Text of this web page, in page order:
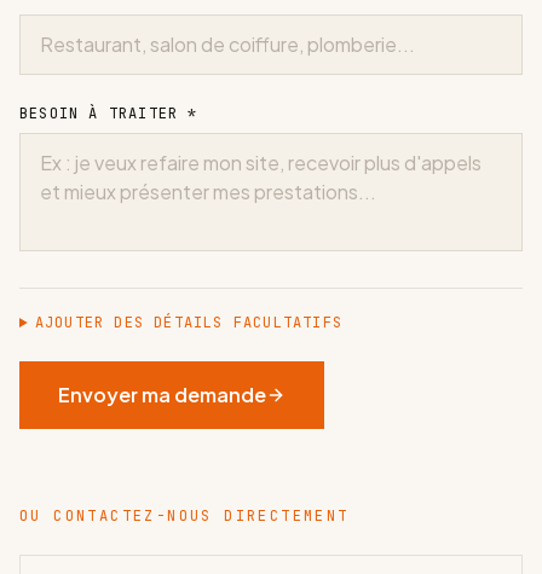
BESOIN À TRAITER *
AJOUTER DES DÉTAILS FACULTATIFS
Envoyer ma demande
OU CONTACTEZ-NOUS DIRECTEMENT